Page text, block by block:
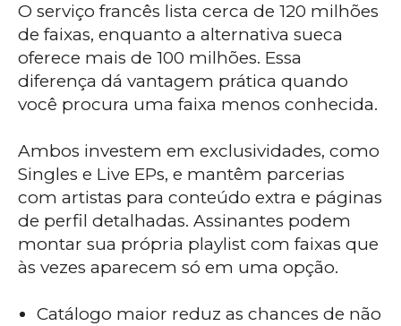
O serviço francês lista cerca de 120 milhões
de faixas, enquanto a alternativa sueca
oferece mais de 100 milhões. Essa
diferença dá vantagem prática quando
você procura uma faixa menos conhecida.
Ambos investem em exclusividades, como
Singles e Live EPs, e mantêm parcerias
com artistas para conteúdo extra e páginas
de perfil detalhadas. Assinantes podem
montar sua própria playlist com faixas que
às vezes aparecem só em uma opção.
Catálogo maior reduz as chances de não